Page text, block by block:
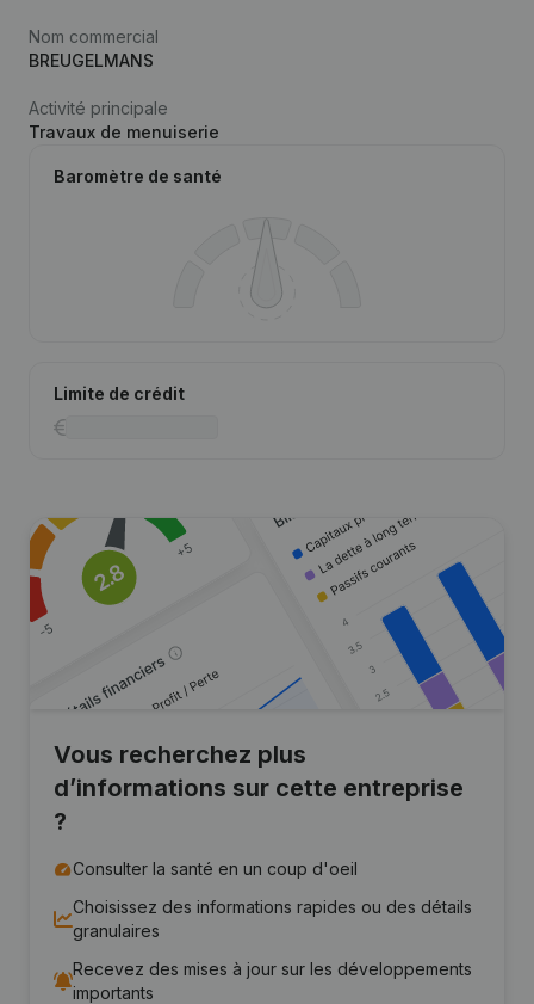
Nom commercial
BREUGELMANS
Activité principale
Travaux de menuiserie
Baromètre de santé
Limite de crédit
Vous recherchez plus
d’informations sur cette entreprise
?
Consulter la santé en un coup d'oeil
Choisissez des informations rapides ou des détails
granulaires
Recevez des mises à jour sur les développements
importants